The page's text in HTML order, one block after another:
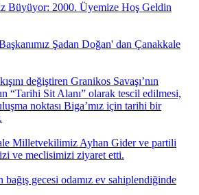
Büyüyor: 2000. Üyemize Hoş Geldin
Şadan Doğan' dan Çanakkale
değiştiren Granikos Savaşı’nın
“Tarihi Sit Alanı” olarak tescil edilmesi,
noktası Biga’mız için tarihi bir
Milletvekilimiz Ayhan Gider ve partili
ve meclisimizi ziyaret etti.
gecesi odamız ev sahiplendiğinde